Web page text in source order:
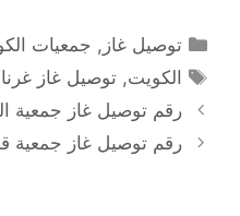
التصنيفات
توصيل غاز , جمعيات
الوسوم
الكويت,توصيل غاز
رقم توصيل غاز جمعية
رقم توصيل غاز جمعية